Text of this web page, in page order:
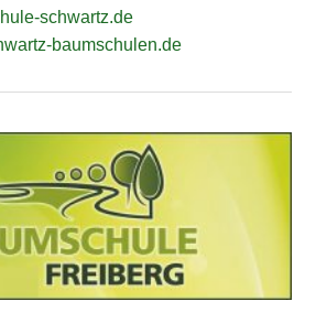
schwartz.de
baumschulen.de